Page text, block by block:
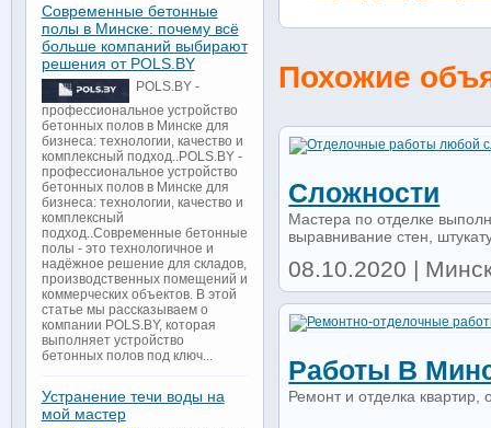
Похожие
Сложности
Мастера по отделке
выравнивание стен,
08.10.2020 |
Работы В
Ремонт и отделка
Современные бетонные
полы в Минске: почему всё
больше компаний выбирают
решения от POLS.BY
POLS.BY -
профессиональное устройство
бетонных полов в Минске для
бизнеса: технологии, качество и
комплексный подход..POLS.BY -
профессиональное устройство
бетонных полов в Минске для
бизнеса: технологии, качество и
комплексный
подход..Современные бетонные
полы - это технологичное и
надёжное решение для складов,
производственных помещений и
коммерческих объектов. В этой
статье мы рассказываем о
компании POLS.BY, которая
выполняет устройство
бетонных полов под ключ...
Устранение течи воды на
мой мастер